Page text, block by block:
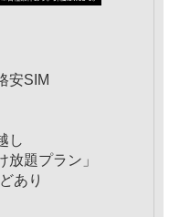
安SIM
し
題プラン」
あり